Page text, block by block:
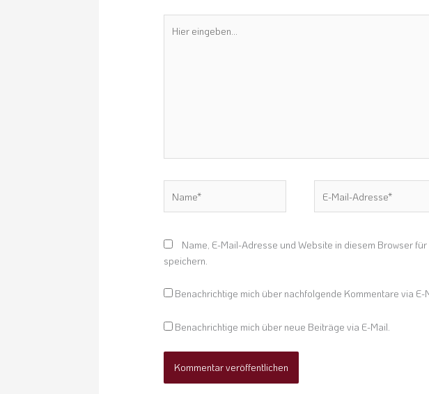
eingeben…
Mail-
Name, E-Mail-Adresse und Website in diesem Browser
speichern.
Benachrichtige mich über nachfolgende Kommentare via E-
Benachrichtige mich über neue Beiträge via E-Mail.